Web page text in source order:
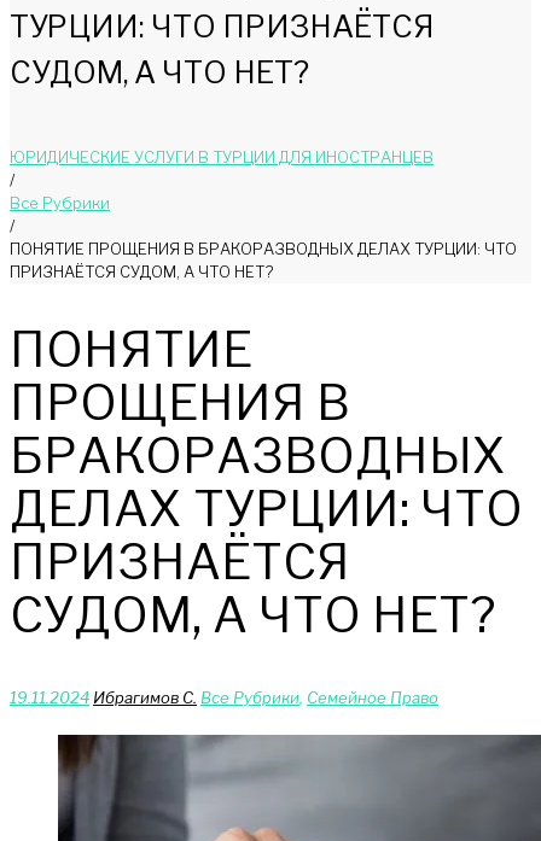
ТУРЦИИ: ЧТО ПРИЗНАЁТСЯ
СУДОМ, А ЧТО НЕТ?
ЮРИДИЧЕСКИЕ УСЛУГИ В ТУРЦИИ ДЛЯ ИНОСТРАНЦЕВ
/
Bce Pyбрики
/
ПОНЯТИЕ ПРОЩЕНИЯ В БРАКОРАЗВОДНЫХ ДЕЛАХ ТУРЦИИ: ЧТО
ПРИЗНАЁТСЯ СУДОМ, А ЧТО НЕТ?
ПОНЯТИЕ
ПРОЩЕНИЯ В
БРАКОРАЗВОДНЫХ
ДЕЛАХ ТУРЦИИ: ЧТО
ПРИЗНАЁТСЯ
СУДОМ, А ЧТО НЕТ?
19.11.2024 Ибрагимов С. Bce Pyбрики Сeмейное Право